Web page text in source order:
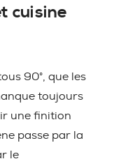
cuisine
90°, que les
toujours
une finition
passe par la
le